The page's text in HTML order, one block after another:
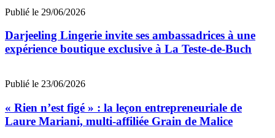
Publié le 29/06/2026
Darjeeling Lingerie invite ses ambassadrices à une
expérience boutique exclusive à La Teste-de-Buch
Publié le 23/06/2026
« Rien n’est figé » : la leçon entrepreneuriale de
Laure Mariani, multi-affiliée Grain de Malice